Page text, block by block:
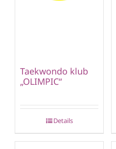
Taekwondo klub
„OLIMPIC“
Details